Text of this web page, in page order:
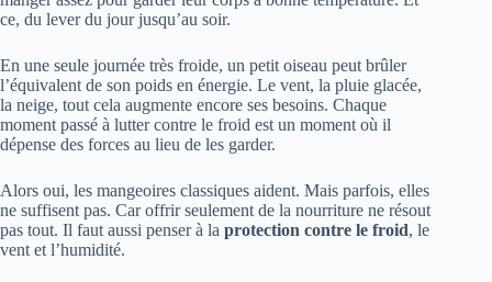
ce, du lever du jour jusqu’au soir.
En une seule journée très froide, un petit oiseau peut brûler
l’équivalent de son poids en énergie. Le vent, la pluie glacée,
la neige, tout cela augmente encore ses besoins. Chaque
moment passé à lutter contre le froid est un moment où il
dépense des forces au lieu de les garder.
Alors oui, les mangeoires classiques aident. Mais parfois, elles
ne suffisent pas. Car offrir seulement de la nourriture ne résout
pas tout. Il faut aussi penser à la protection contre le froid, le
vent et l’humidité.